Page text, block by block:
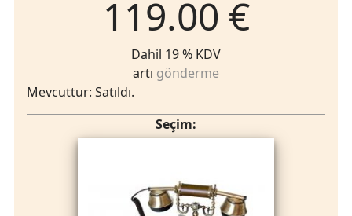
119.00 €
Dahil 19 % KDV
artı gönderme
Mevcuttur: Satıldı.
Seçim: